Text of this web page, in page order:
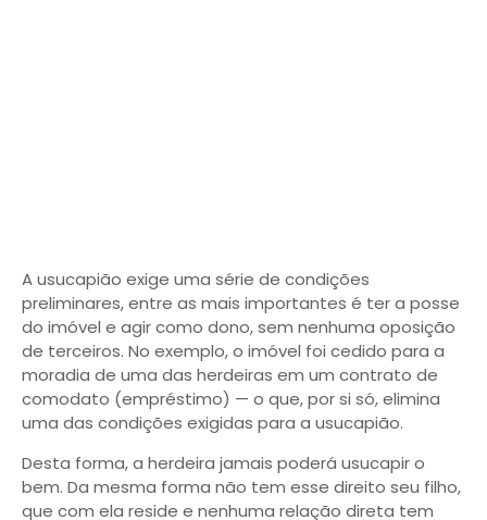
A usucapião exige uma série de condições
preliminares, entre as mais importantes é ter a posse
do imóvel e agir como dono, sem nenhuma oposição
de terceiros. No exemplo, o imóvel foi cedido para a
moradia de uma das herdeiras em um contrato de
comodato (empréstimo) — o que, por si só, elimina
uma das condições exigidas para a usucapião.
Desta forma, a herdeira jamais poderá usucapir o
bem. Da mesma forma não tem esse direito seu filho,
que com ela reside e nenhuma relação direta tem